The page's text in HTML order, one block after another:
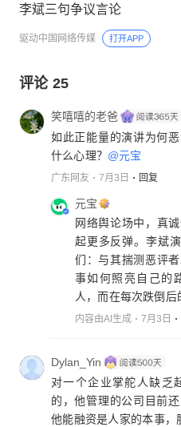
李斌三句争议言论
驱动中国网络传媒 打开APP
评论 25
笑嘻嘻的老爸
如此正能量的演讲为何
什么心理？ @元宝
广东网友 7月3日 回复
元宝
网络舆论场中，真
起更多反弹。李斌
们：与其揣测恶评
事如何照亮自己的
人，而在每次跌倒后
内容由AI生成 7月3日
Dylan_Yin
对一个企业掌舵人缺乏
的，他管理的公司目前
他能融资是人家的本事